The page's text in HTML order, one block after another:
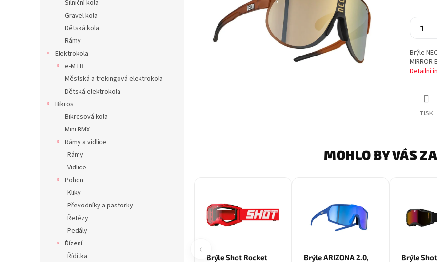
Silniční kola
Gravel kola
Dětská kola
Rámy
Elektrokola
e-MTB
Městská a trekingová elektrokola
Dětská elektrokola
Bikros
Bikrosová kola
Mini BMX
Rámy a vidlice
Rámy
Vidlice
Pohon
Kliky
Převodníky a pastorky
Řetězy
Pedály
Řízení
Řídítka
Brýle
MIRROR
Detailní
TISK
MOHLO BY VÁS
‹
Brýle Shot Rocket
Brýle ARIZONA 2.0,
Brýle